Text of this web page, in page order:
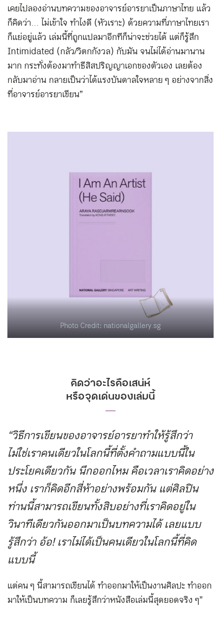
เคยไปลองอ่านบทความของอาจารย์อารยาเป็นภาษาไทย แล้ว
ก็คิดว่า… ไม่เข้าใจ ทำไงดี (หัวเราะ) ด้วยความที่ภาษาไทยเรา
ก็แย่อยู่แล้ว เล่มนี้ที่ถูกแปลมาอีกทีก็น่าจะช่วยได้ แต่ก็รู้สึก
Intimidated (กลัว/วิตกกังวล) กับมัน จนไม่ได้อ่านมานาน
มาก กระทั่งต้องมาทำธีสิสปริญญาเอกของตัวเอง เลยต้อง
กลับมาอ่าน กลายเป็นว่าได้แรงบันดาลใจหลาย ๆ อย่างจากสิ่ง
ที่อาจารย์อารยาเขียน”
Photo Credit: nationalgallery.sg
คิดว่าอะไรคือเสน่ห์
หรือจุดเด่นของเล่มนี้
―
“วิธีการเขียนของอาจารย์อารยาทำให้รู้สึกว่า
ไม่ใช่เราคนเดียวในโลกนี้ที่ตั้งคำถามแบบนี้ใน
ประโยคเดียวกัน นึกออกไหม คือเวลาเราคิดอย่าง
หนึ่ง เราก็คิดอีกสี่ห้าอย่างพร้อมกัน แต่ศิลปิน
ท่านนี้สามารถเขียนทั้งสิบอย่างที่เราคิดอยู่ใน
วินาทีเดียวกันออกมาเป็นบทความได้ เลยแบบ
รู้สึกว่า อ้อ! เราไม่ได้เป็นคนเดียวในโลกนี้ที่คิด
แบบนี้
แต่คน ๆ นี้สามารถเขียนได้ ทำออกมาให้เป็นงานศิลปะ ทำออก
มาให้เป็นบทความ ก็เลยรู้สึกว่าหนังสือเล่มนี้สุดยอดจริง ๆ”